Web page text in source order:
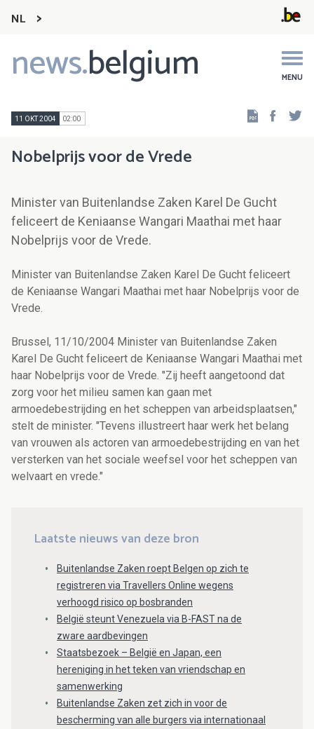
NL
news.belgium MENU
Main
navigation
11 OKT 2004 02:00
Nobelprijs voor de Vrede
Minister van Buitenlandse Zaken Karel De Gucht
feliceert de Keniaanse Wangari Maathai met haar
Nobelprijs voor de Vrede.
Minister van Buitenlandse Zaken Karel De Gucht feliceert
de Keniaanse Wangari Maathai met haar Nobelprijs voor de
Vrede.
Brussel, 11/10/2004 Minister van Buitenlandse Zaken
Karel De Gucht feliceert de Keniaanse Wangari Maathai met
haar Nobelprijs voor de Vrede. "Zij heeft aangetoond dat
zorg voor het milieu samen kan gaan met
armoedebestrijding en het scheppen van arbeidsplaatsen,"
stelt de minister. "Tevens illustreert haar werk het belang
van vrouwen als actoren van armoedebestrijding en van het
versterken van het sociale weefsel voor het scheppen van
welvaart en vrede."
Laatste nieuws van deze bron
Buitenlandse Zaken roept Belgen op zich te
registreren via Travellers Online wegens
verhoogd risico op bosbranden
België steunt Venezuela via B-FAST na de
zware aardbevingen
Staatsbezoek – België en Japan, een
hereniging in het teken van vriendschap en
samenwerking
Buitenlandse Zaken zet zich in voor de
bescherming van alle burgers via internationaal